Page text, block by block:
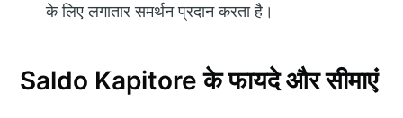
के लिए लगातार समर्थन प्रदान करता है।
Saldo Kapitore के फायदे और सीमाएं